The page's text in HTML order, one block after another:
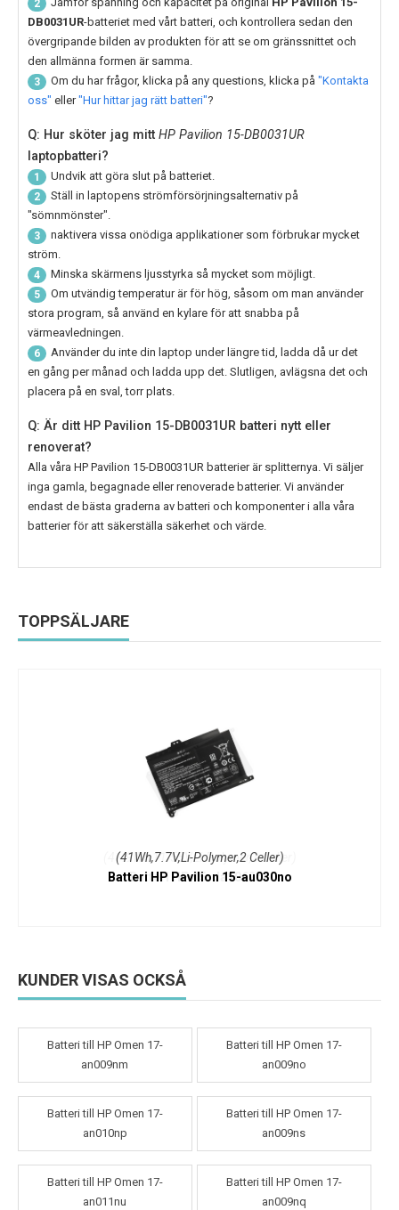
2
DB0031UR-batteriet med vårt batteri, och kontrollera sedan den
övergripande bilden av produkten för att se om gränssnittet och
den allmänna formen är samma.
3 Om du har frågor, klicka på any questions, klicka på "Kontakta
oss" eller"Hur hittar jag rätt batteri"?
Q: Hur sköter jag mitt HP Pavilion 15-DB0031UR
laptopbatteri?
1 Undvik att göra slut på batteriet.
2
Ställ in laptopens strömförsörjningsalternativ på
"sömnmönster".
3
naktivera vissa onödiga applikationer som förbrukar mycket
ström.
4 Minska skärmens ljusstyrka så mycket som möjligt.
5
Om utvändig temperatur är för hög, såsom om man använder
stora program, så använd en kylare för att snabba på
värmeavledningen.
6
Använder du inte din laptop under längre tid, ladda då ur det
en gång per månad och ladda upp det. Slutligen, avlägsna det och
placera på en sval, torr plats.
Q: Är ditt HP Pavilion 15-DB0031UR batteri nytt eller
renoverat?
Alla våra HP Pavilion 15-DB0031UR batterier är splitternya. Vi säljer
inga gamla, begagnade eller renoverade batterier. Vi använder
endast de bästa graderna av batteri och komponenter i alla våra
batterier för att säkerställa säkerhet och värde.
TOPPSÄLJARE
(41Wh,7.7V,Li-Polymer,2 Celler)
Batteri HP Pavilion 15-au030no
KUNDER VISAS OCKSÅ
Batteri till HP Omen 17-
an009nm
Batteri till HP Omen 17-
an009no
Batteri till HP Omen 17-
an010np
Batteri till HP Omen 17-
an009ns
Batteri till HP Omen 17-
an011nu
Batteri till HP Omen 17-
an009nq